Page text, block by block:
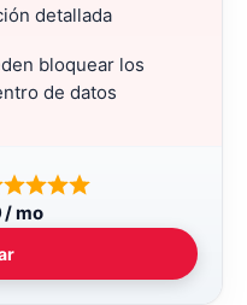
detallada
bloquear los
de datos
/ mo